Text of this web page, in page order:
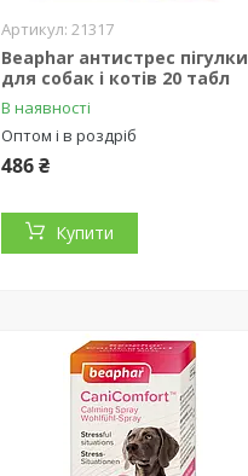
21317
Beaphar антистрес пігулки
для собак і котів 20 табл
В наявності
Оптом і в роздріб
486 ₴
Купити